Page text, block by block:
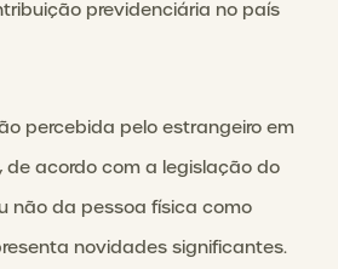
previdenciária no país
percebida pelo estrangeiro em
de acordo com a legislação do
não da pessoa física como
novidades significantes.